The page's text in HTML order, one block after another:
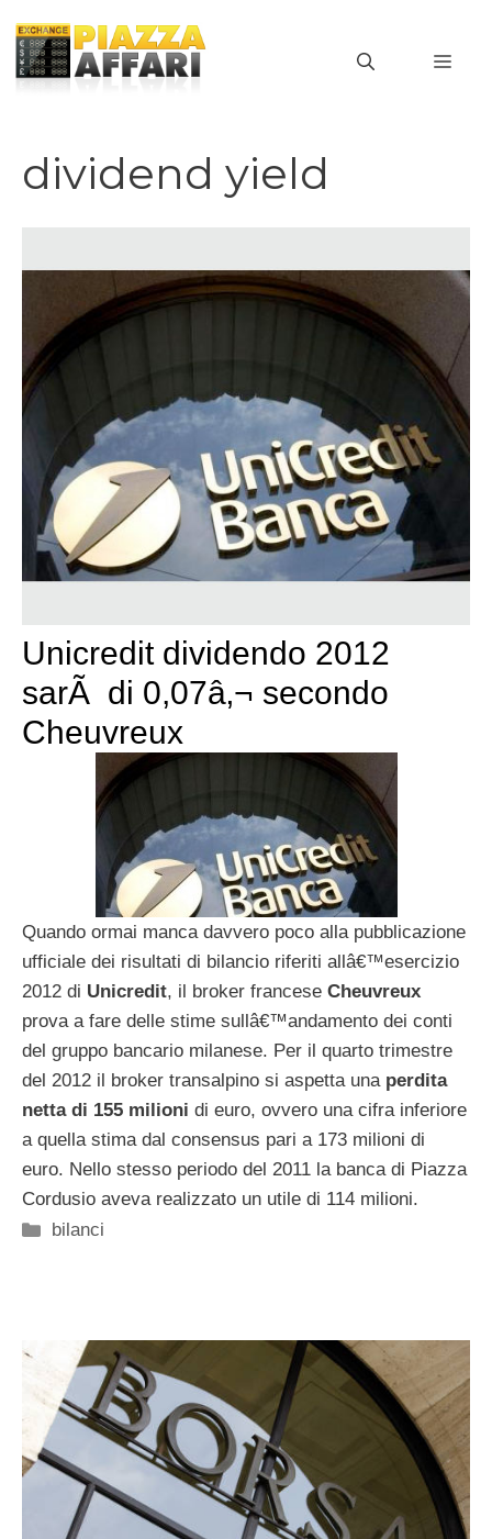
contenuto
dividend yield
Unicredit dividendo 2012
sarÃ di 0,07â‚¬ secondo
Cheuvreux
Quando ormai manca davvero poco alla pubblicazione
ufficiale dei risultati di bilancio riferiti allâ€™esercizio
2012 di Unicredit, il broker francese Cheuvreux
prova a fare delle stime sullâ€™andamento dei conti
del gruppo bancario milanese. Per il quarto trimestre
del 2012 il broker transalpino si aspetta una perdita
netta di 155 milioni di euro, ovvero una cifra inferiore
a quella stima dal consensus pari a 173 milioni di
euro. Nello stesso periodo del 2011 la banca di Piazza
Cordusio aveva realizzato un utile di 114 milioni.
Categorie
bilanci